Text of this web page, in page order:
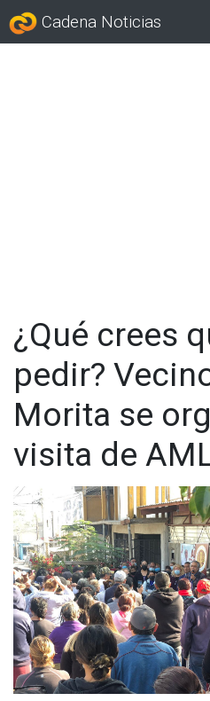
Cadena Noticias
¿Qué crees
pedir?
Morita se
visita de